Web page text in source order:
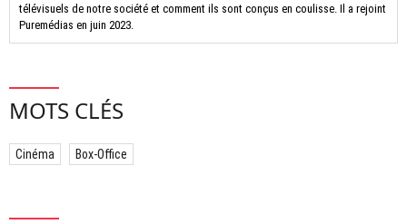
télévisuels de notre société et comment ils sont conçus en coulisse. Il a rejoint
Puremédias en juin 2023.
MOTS CLÉS
Cinéma Box-Office